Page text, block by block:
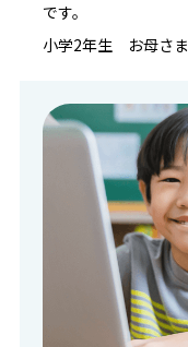
です。
小学2年生 お母さま